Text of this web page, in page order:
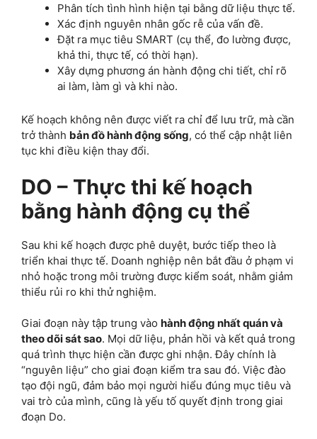
Phân tích tình hình hiện tại bằng dữ liệu thực tế.
Xác định nguyên nhân gốc rễ của vấn đề.
Đặt ra mục tiêu SMART (cụ thể, đo lường được,
khả thi, thực tế, có thời hạn).
Xây dựng phương án hành động chi tiết, chỉ rõ
ai làm, làm gì và khi nào.
Kế hoạch không nên được viết ra chỉ để lưu trữ, mà cần
trở thành bản đồ hành động sống, có thể cập nhật liên
tục khi điều kiện thay đổi.
DO – Thực thi kế hoạch
bằng hành động cụ thể
Sau khi kế hoạch được phê duyệt, bước tiếp theo là
triển khai thực tế. Doanh nghiệp nên bắt đầu ở phạm vi
nhỏ hoặc trong môi trường được kiểm soát, nhằm giảm
thiểu rủi ro khi thử nghiệm.
Giai đoạn này tập trung vào hành động nhất quán và
theo dõi sát sao. Mọi dữ liệu, phản hồi và kết quả trong
quá trình thực hiện cần được ghi nhận. Đây chính là
“nguyên liệu” cho giai đoạn kiểm tra sau đó. Việc đào
tạo đội ngũ, đảm bảo mọi người hiểu đúng mục tiêu và
vai trò của mình, cũng là yếu tố quyết định trong giai
đoạn Do.